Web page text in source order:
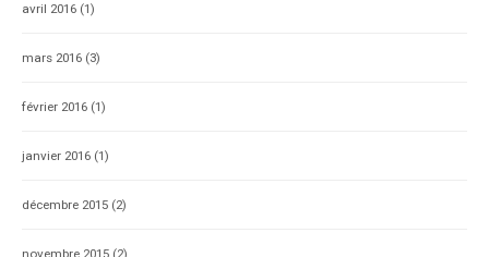
avril 2016 (1)
mars 2016 (3)
février 2016 (1)
janvier 2016 (1)
décembre 2015 (2)
novembre 2015 (2)